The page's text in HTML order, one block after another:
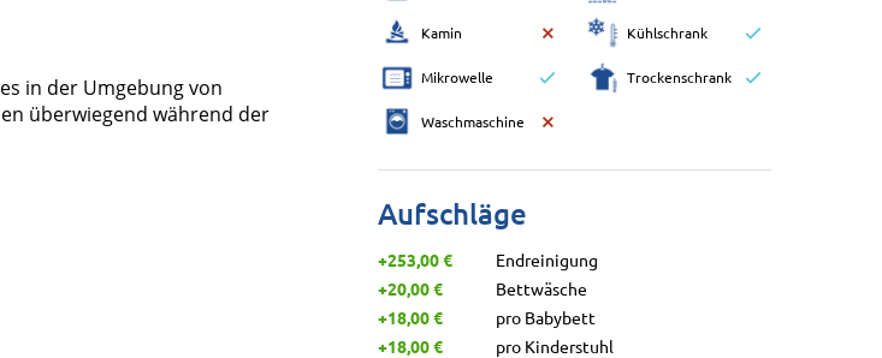
in der Umgebung von
überwiegend während der
Kamin Kühlschrank
Mikrowelle Trockenschrank
Waschmaschine
Aufschläge
+253,00 €
Endreinigung
+20,00 €
Bettwäsche
+18,00 €
pro Babybett
+18,00 €
pro Kinderstuhl